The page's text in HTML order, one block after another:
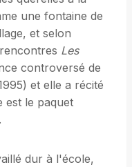
une fontaine de
et selon
Les
controversé de
et elle a récité
est le paquet
dur à l'école,